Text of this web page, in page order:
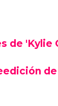
de 'Kylie